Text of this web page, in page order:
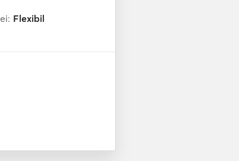
Flexibil